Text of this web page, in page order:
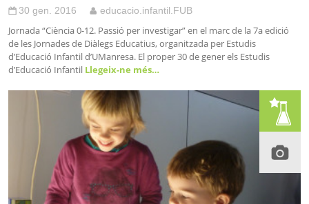
30 gen. 2016 educacio.infantil.FUB
Jornada “Ciència 0-12. Passió per investigar” en el marc de la 7a edició
de les Jornades de Diàlegs Educatius, organitzada per Estudis
d’Educació Infantil d’UManresa. El proper 30 de gener els Estudis
d’Educació Infantil Llegeix-ne més…